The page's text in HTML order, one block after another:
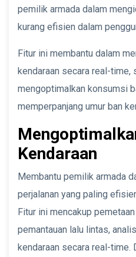
pemilik armada dalam
kurang efisien dalam
Fitur ini membantu dalam
kendaraan secara real-time,
mengoptimalkan konsumsi
memperpanjang umur ban
Kendaraan
Membantu pemilik armada
perjalanan yang paling
Fitur ini mencakup
pemantauan lalu lintas,
kendaraan secara real-time.